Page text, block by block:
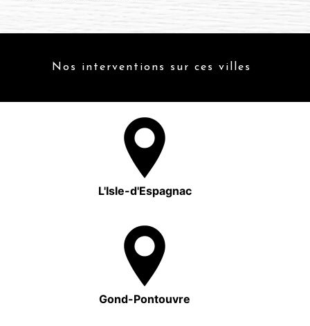
Nos interventions sur ces villes
L'Isle-d'Espagnac
Gond-Pontouvre